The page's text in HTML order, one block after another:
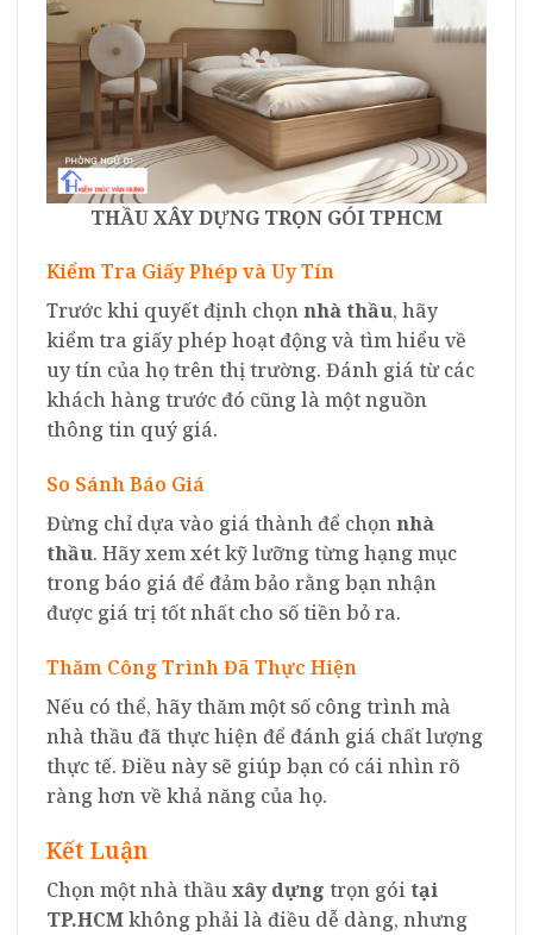
THẦU XÂY DỰNG TRỌN GÓI TPHCM
Kiểm Tra Giấy Phép và Uy Tín
Trước khi quyết định chọnnhà thầu, hãy
kiểm tra giấy phép hoạt động và tìm hiểu về
uy tín của họ trên thị trường. Đánh giá từ các
khách hàng trước đó cũng là một nguồn
thông tin quý giá.
So Sánh Báo Giá
Đừng chỉ dựa vào giá thành để chọnnhà
thầu. Hãy xem xét kỹ lưỡng từng hạng mục
trong báo giá để đảm bảo rằng bạn nhận
được giá trị tốt nhất cho số tiền bỏ ra.
Thăm Công Trình Đã Thực Hiện
Nếu có thể, hãy thăm một số công trình mà
nhà thầu đã thực hiện để đánh giá chất lượng
thực tế. Điều này sẽ giúp bạn có cái nhìn rõ
ràng hơn về khả năng của họ.
Kết Luận
Chọn một nhà thầuxây dựng trọn góitại
TP.HCMkhông phải là điều dễ dàng, nhưng